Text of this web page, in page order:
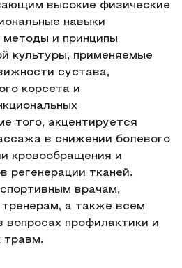
высокие физические
навыки
методы и принципы
культуры, применяемые
сустава,
корсета и
того, акцентируется
в снижении болевого
кровообращения и
регенерации тканей.
врачам,
а также всем
вопросах профилактики и
травм.